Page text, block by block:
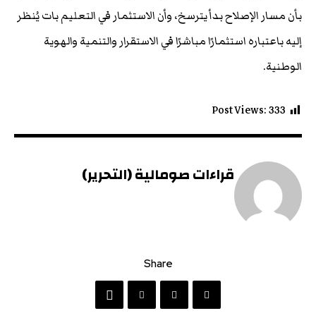
بأن مسار الإصلاح بدأ يترسخ، وأن الاستثمار في التعليم بات يُنظر
إليه باعتباره استثمارًا مباشرًا في الاستقرار والتنمية والهوية
الوطنية.
Post Views:333
قراءات صومالية (التحرير)
Share